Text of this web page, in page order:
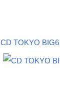
CD TOKYO